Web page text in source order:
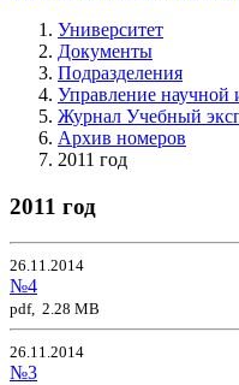
Университет
Документы
Подразделения
Управление научной
Журнал Учебный
Архив номеров
2011 год
2011 год
26.11.2014
№4
pdf, 2.28 MB
26.11.2014
№3